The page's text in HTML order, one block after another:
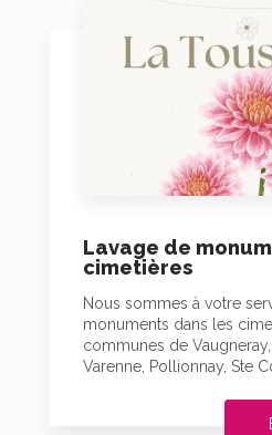
Lavage de
cimetières
Nous sommes à votre
monuments dans les
communes de
Varenne, Pollionnay, Ste